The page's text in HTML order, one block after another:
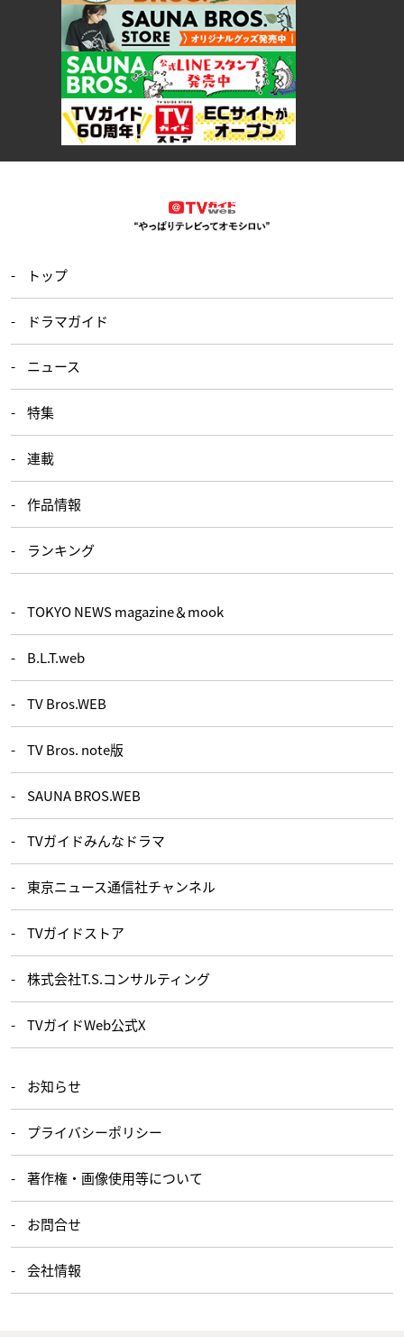
トップ
ドラマガイド
ニュース
特集
連載
作品情報
ランキング
TOKYO NEWS magazine＆mook
B.L.T.web
TV Bros.WEB
TV Bros. note版
SAUNA BROS.WEB
TVガイドみんなドラマ
東京ニュース通信社チャンネル
TVガイドストア
株式会社T.S.コンサルティング
TVガイドWeb公式X
お知らせ
プライバシーポリシー
著作権・画像使用等について
お問合せ
会社情報